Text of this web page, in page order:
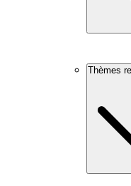
Thèmes